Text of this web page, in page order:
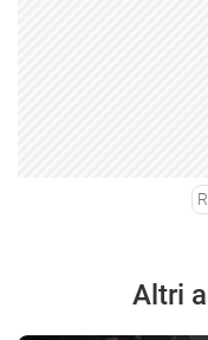
Altri